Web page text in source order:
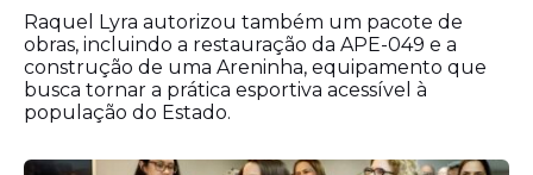
Raquel Lyra autorizou também um pacote de
obras, incluindo a restauração da APE-049 e a
construção de uma Areninha, equipamento que
busca tornar a prática esportiva acessível à
população do Estado.